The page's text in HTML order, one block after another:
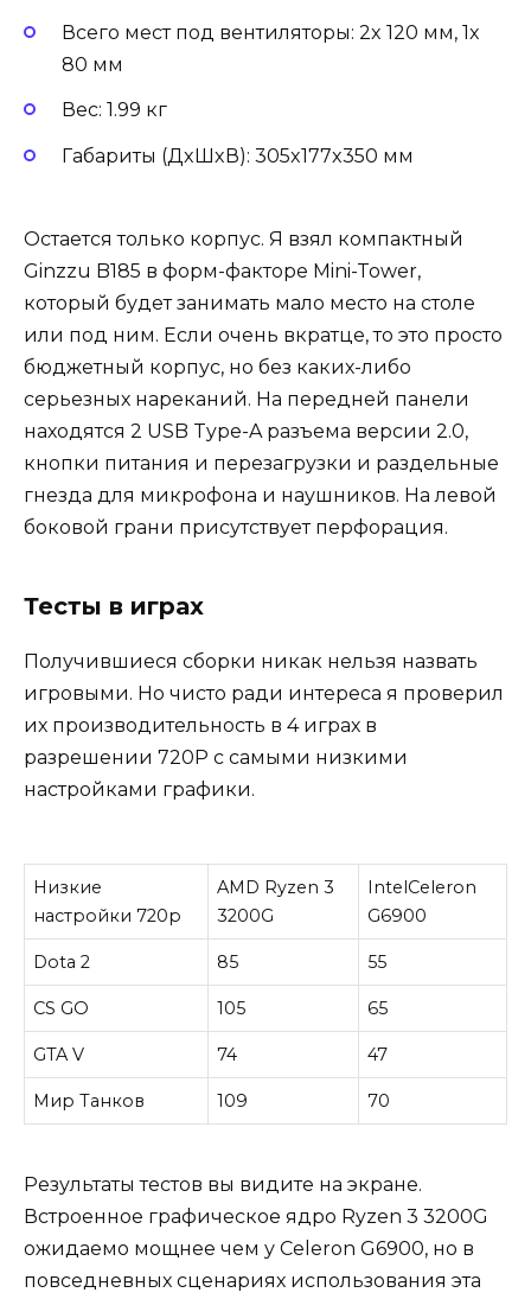
Всего мест под вентиляторы: 2x 120 мм, 1x
80 мм
Вес: 1.99 кг
Габариты (ДxШxВ): 305x177x350 мм
Остается только корпус. Я взял компактный
Ginzzu B185 в форм-факторе Mini-Tower,
который будет занимать мало место на столе
или под ним. Если очень вкратце, то это просто
бюджетный корпус, но без каких-либо
серьезных нареканий. На передней панели
находятся 2 USB Type-A разъема версии 2.0,
кнопки питания и перезагрузки и раздельные
гнезда для микрофона и наушников. На левой
боковой грани присутствует перфорация.
Тесты в играх
Получившиеся сборки никак нельзя назвать
игровыми. Но чисто ради интереса я проверил
их производительность в 4 играх в
разрешении 720P с самыми низкими
настройками графики.
Низкие
настройки 720p
AMD Ryzen 3
3200G
IntelCeleron
G6900
Dota 2 85 55
CS GO 105 65
GTA V 74 47
Мир Танков 109 70
Результаты тестов вы видите на экране.
Встроенное графическое ядро Ryzen 3 3200G
ожидаемо мощнее чем у Celeron G6900, но в
повседневных сценариях использования эта